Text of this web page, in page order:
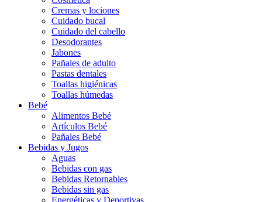
Cremas y lociones
Cuidado bucal
Cuidado del cabello
Desodorantes
Jabones
Pañales de adulto
Pastas dentales
Toallas higiénicas
Toallas húmedas
Bebé
Alimentos Bebé
Artículos Bebé
Pañales Bebé
Bebidas y Jugos
Aguas
Bebidas con gas
Bebidas Retornables
Bebidas sin gas
Energéticas y Deportivas